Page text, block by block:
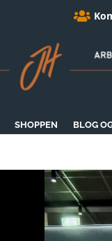
SHOPPEN BLOG